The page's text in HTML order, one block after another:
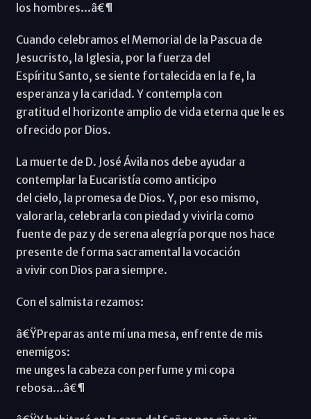
los hombres...â€¶
Cuando celebramos el Memorial de la Pascua de
Jesucristo, la Iglesia, por la fuerza del
Espíritu Santo, se siente fortalecida en la fe, la
esperanza y la caridad. Y contempla con
gratitud el horizonte amplio de vida eterna que le es
ofrecido por Dios.
La muerte de D. José Ávila nos debe ayudar a
contemplar la Eucaristía como anticipo
del cielo, la promesa de Dios. Y, por eso mismo,
valorarla, celebrarla con piedad y vivirla como
fuente de paz y de serena alegría porque nos hace
presente de forma sacramental la vocación
a vivir con Dios para siempre.
Con el salmista rezamos:
â€ŸPreparas ante mí una mesa, enfrente de mis
enemigos:
me unges la cabeza con perfume y mi copa
rebosa...â€¶